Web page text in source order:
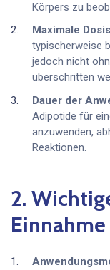
Körpers zu
Maximale
typischerweise
jedoch nicht
überschritten
Dauer der
Adipotide für
anzuwenden,
Reaktionen.
2.
Einnahme